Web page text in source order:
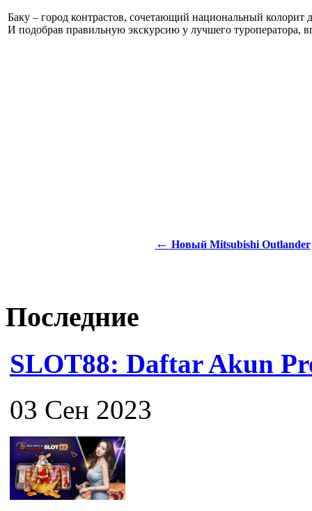
Баку – город контрастов, сочетающий национальный
И подобрав правильную экскурсию у лучшего туроператора,
← Новый Mitsubishi Outlander
Последние
SLOT88: Daftar Akun
03 Сен 2023